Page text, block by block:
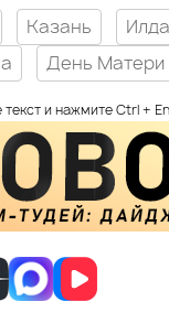
Казань
День Матери
и нажмите Ctrl +